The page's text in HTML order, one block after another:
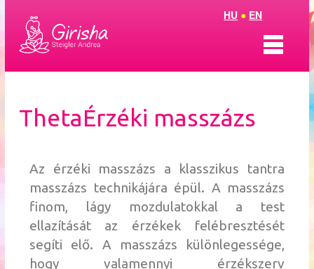
HU ● EN
ThetaTantra
Coaching
Aura Soma
Olvasószoba
ThetaÉrzéki masszázs
Az érzéki masszázs a klasszikus tantra
masszázs technikájára épül. A masszázs
finom, lágy mozdulatokkal a test
ellazítását az érzékek felébresztését
segíti elő. A masszázs különlegessége,
hogy valamennyi érzékszerv